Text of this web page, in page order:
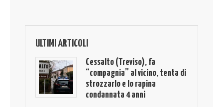
ULTIMI ARTICOLI
Cessalto (Treviso), fa
“compagnia” al vicino, tenta di
strozzarlo e lo rapina
condannata 4 anni